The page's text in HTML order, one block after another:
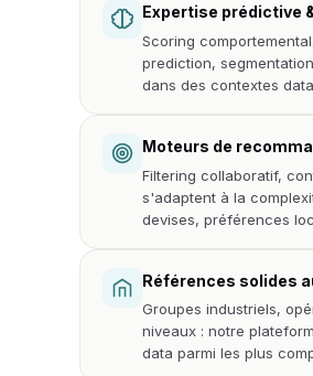
Expertise prédictive
Scoring
prediction,
dans des contextes
Moteurs de
Filtering collaboratif,
s'adaptent à la
devises, préférences
Références solides
Groupes industriels,
niveaux : notre
data parmi les plus